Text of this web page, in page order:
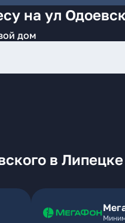
на ул
дом
в Липецке